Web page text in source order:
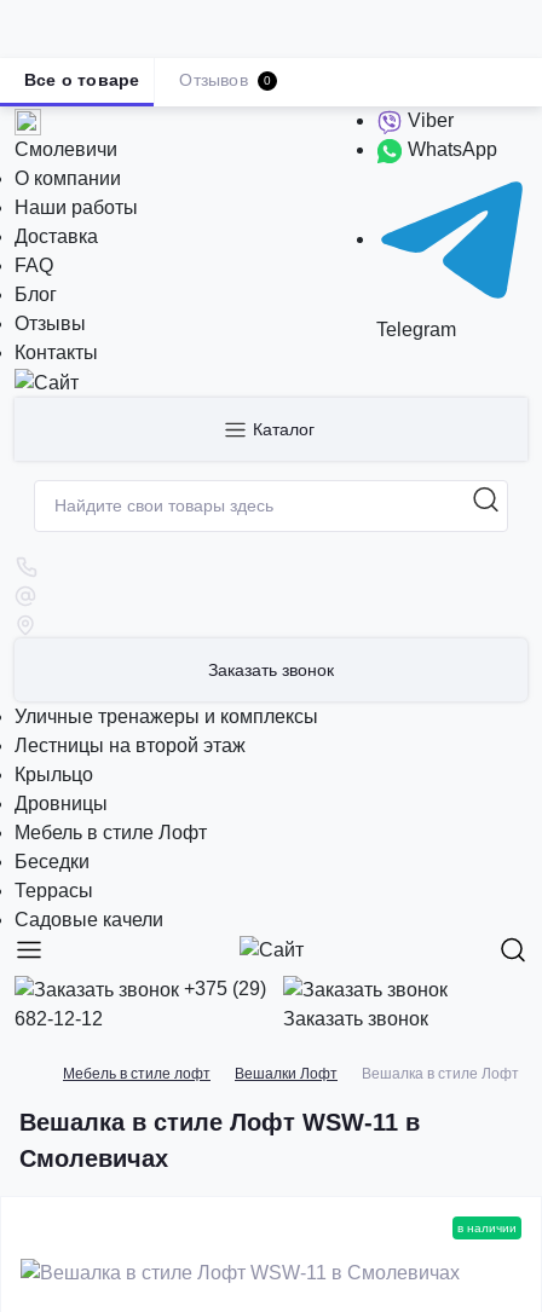
Смолевичи
О компании
Наши работы
Доставка
FAQ
Блог
Отзывы
Контакты
Viber
WhatsApp
Telegram
Каталог
Заказать звонок
Уличные тренажеры и комплексы
Лестницы на второй этаж
Крыльцо
Дровницы
Мебель в стиле Лофт
Беседки
Террасы
Садовые качели
+375 (29)
682-12-12
Заказать звонок
Мебель в стиле лофт Вешалки Лофт Вешалка в стиле Лофт
Вешалка в стиле Лофт WSW-11 в
Смолевичах
Все о товаре Отзывов 0
в наличии